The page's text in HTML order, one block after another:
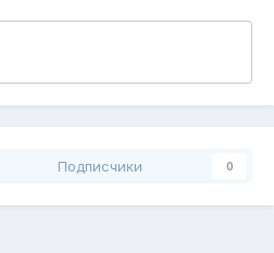
Подписчики 0